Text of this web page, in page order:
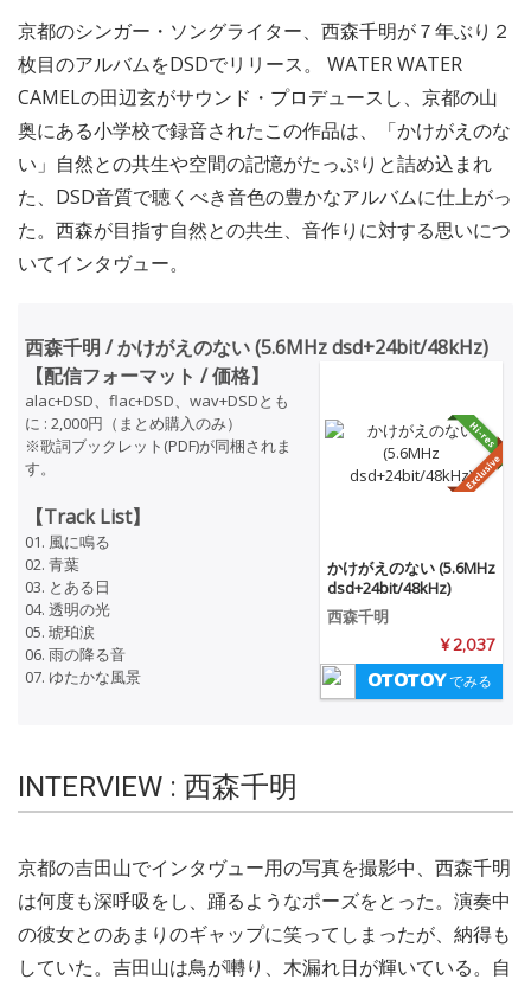
京都のシンガー・ソングライター、西森千明が７年ぶり２
枚目のアルバムをDSDでリリース。 WATER WATER
CAMELの田辺玄がサウンド・プロデュースし、京都の山
奥にある小学校で録音されたこの作品は、「かけがえのな
い」自然との共生や空間の記憶がたっぷりと詰め込まれ
た、DSD音質で聴くべき音色の豊かなアルバムに仕上がっ
た。西森が目指す自然との共生、音作りに対する思いにつ
いてインタヴュー。
西森千明 / かけがえのない (5.6MHz dsd+24bit/48kHz)
かけがえのない (5.6MHz
dsd+24bit/48kHz)
西森千明
¥ 2,037
でみる
【配信フォーマット / 価格】
alac+DSD、flac+DSD、wav+DSDとも
に : 2,000円（まとめ購入のみ）
※歌詞ブックレット(PDF)が同梱されま
す。
【Track List】
01. 風に鳴る
02. 青葉
03. とある日
04. 透明の光
05. 琥珀涙
06. 雨の降る音
07. ゆたかな風景
INTERVIEW : 西森千明
京都の吉田山でインタヴュー用の写真を撮影中、西森千明
は何度も深呼吸をし、踊るようなポーズをとった。演奏中
の彼女とのあまりのギャップに笑ってしまったが、納得も
していた。吉田山は鳥が囀り、木漏れ日が輝いている。自